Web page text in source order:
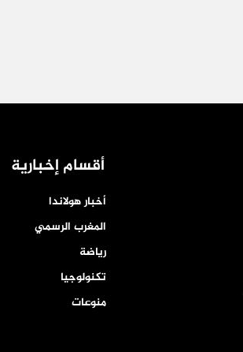
أقسام إخبارية
أخبار هولاندا
المغرب الرسمي
رياضة
تكنولوجيا
منوعات